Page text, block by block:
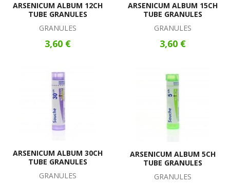
ARSENICUM ALBUM 12CH
TUBE GRANULES
GRANULES
3,60 €
ARSENICUM ALBUM 15CH
TUBE GRANULES
GRANULES
3,60 €
ARSENICUM ALBUM 30CH
TUBE GRANULES
GRANULES
ARSENICUM ALBUM 5CH
TUBE GRANULES
GRANULES